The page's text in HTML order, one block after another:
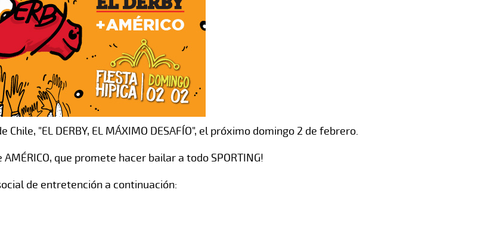
Chile, "EL DERBY, EL MÁXIMO DESAFÍO", el próximo domingo 2 de febrero.
que promete hacer bailar a todo SPORTING!
de entretención a continuación: